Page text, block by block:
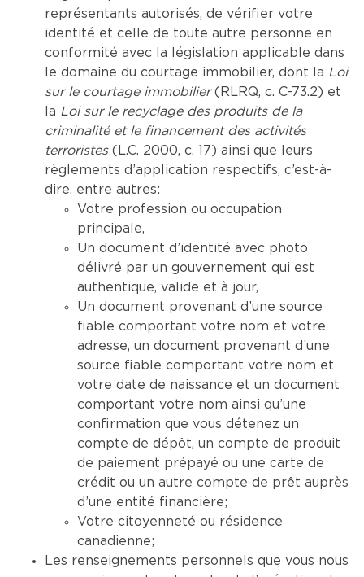
représentants autorisés, de vérifier votre
identité et celle de toute autre personne en
conformité avec la législation applicable dans
le domaine du courtage immobilier, dont la Loi
sur le courtage immobilier(RLRQ, c. C-73.2) et
la Loi sur le recyclage des produits de la
criminalité et le financement des activités
terroristes(L.C. 2000, c. 17) ainsi que leurs
règlements d’application respectifs, c’est-à-
dire, entre autres:
Votre profession ou occupation
principale,
Un document d’identité avec photo
délivré par un gouvernement qui est
authentique, valide et à jour,
Un document provenant d’une source
fiable comportant votre nom et votre
adresse, un document provenant d’une
source fiable comportant votre nom et
votre date de naissance et un document
comportant votre nom ainsi qu’une
confirmation que vous détenez un
compte de dépôt, un compte de produit
de paiement prépayé ou une carte de
crédit ou un autre compte de prêt auprès
d’une entité financière;
Votre citoyenneté ou résidence
canadienne;
Les renseignements personnels que vous nous